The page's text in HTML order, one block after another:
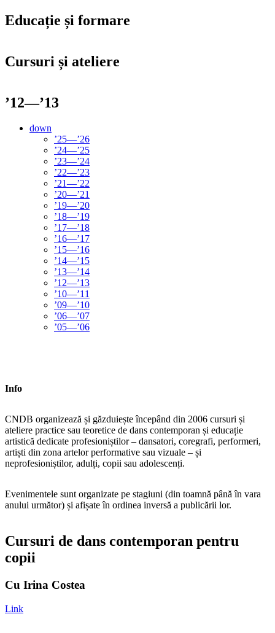
Educație și formare
Cursuri și ateliere
’12—’13
down
’25—’26
’24—’25
’23—’24
’22—’23
’21—’22
’20—’21
’19—’20
’18—’19
’17—’18
’16—’17
’15—’16
’14—’15
’13—’14
’12—’13
’10—’11
’09—’10
’06—’07
’05—’06
Info
CNDB organizează și găzduiește începând din 2006 cursuri și
ateliere practice sau teoretice de dans contemporan și educație
artistică dedicate profesioniștilor – dansatori, coregrafi, performeri,
artiști din zona artelor performative sau vizuale – și
neprofesioniștilor, adulți, copii sau adolescenți.
Evenimentele sunt organizate pe stagiuni (din toamnă până în vara
anului următor) și afișate în ordinea inversă a publicării lor.
Cursuri de dans contemporan pentru
copii
Cu Irina Costea
Link